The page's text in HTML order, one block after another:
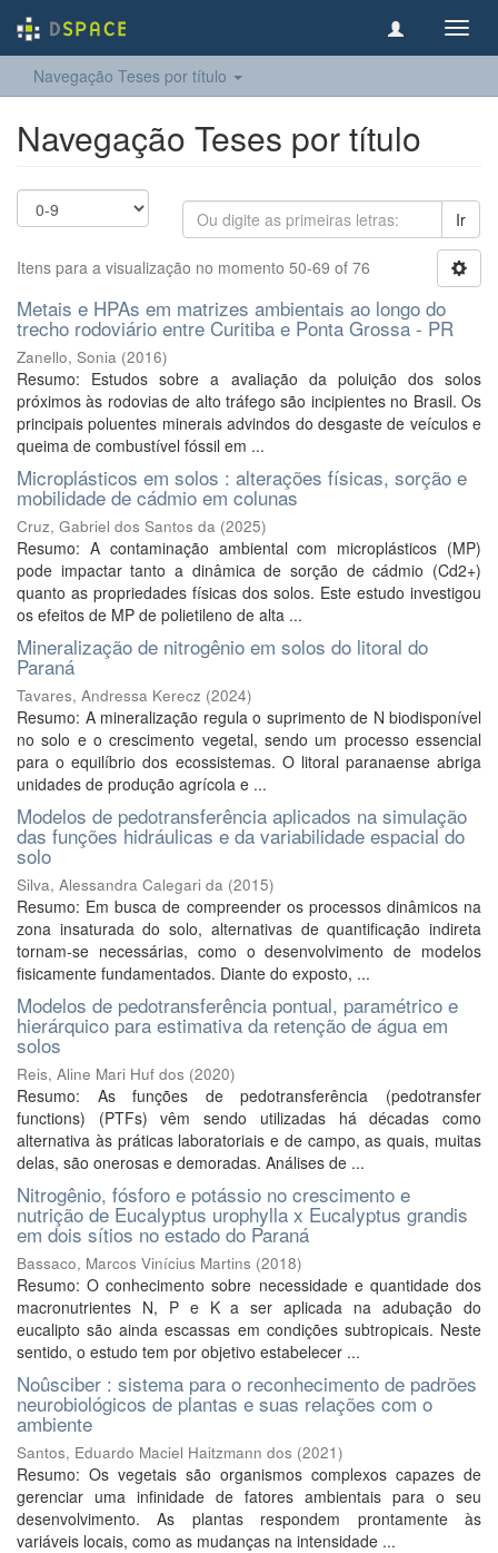
Navegação Teses por título
Navegação Teses por título
Ir
Itens para a visualização no momento 50-69 of 76
Metais e HPAs em matrizes ambientais ao longo do
trecho rodoviário entre Curitiba e Ponta Grossa - PR
Zanello, Sonia (2016)
Resumo: Estudos sobre a avaliação da poluição dos solos
próximos às rodovias de alto tráfego são incipientes no Brasil. Os
principais poluentes minerais advindos do desgaste de veículos e
queima de combustível fóssil em ...
Microplásticos em solos : alterações físicas, sorção e
mobilidade de cádmio em colunas
Cruz, Gabriel dos Santos da (2025)
Resumo: A contaminação ambiental com microplásticos (MP)
pode impactar tanto a dinâmica de sorção de cádmio (Cd2+)
quanto as propriedades físicas dos solos. Este estudo investigou
os efeitos de MP de polietileno de alta ...
Mineralização de nitrogênio em solos do litoral do
Paraná
Tavares, Andressa Kerecz (2024)
Resumo: A mineralização regula o suprimento de N biodisponível
no solo e o crescimento vegetal, sendo um processo essencial
para o equilíbrio dos ecossistemas. O litoral paranaense abriga
unidades de produção agrícola e ...
Modelos de pedotransferência aplicados na simulação
das funções hidráulicas e da variabilidade espacial do
solo
Silva, Alessandra Calegari da (2015)
Resumo: Em busca de compreender os processos dinâmicos na
zona insaturada do solo, alternativas de quantificação indireta
tornam-se necessárias, como o desenvolvimento de modelos
fisicamente fundamentados. Diante do exposto, ...
Modelos de pedotransferência pontual, paramétrico e
hierárquico para estimativa da retenção de água em
solos
Reis, Aline Mari Huf dos (2020)
Resumo: As funções de pedotransferência (pedotransfer
functions) (PTFs) vêm sendo utilizadas há décadas como
alternativa às práticas laboratoriais e de campo, as quais, muitas
delas, são onerosas e demoradas. Análises de ...
Nitrogênio, fósforo e potássio no crescimento e
nutrição de Eucalyptus urophylla x Eucalyptus grandis
em dois sítios no estado do Paraná
Bassaco, Marcos Vinícius Martins (2018)
Resumo: O conhecimento sobre necessidade e quantidade dos
macronutrientes N, P e K a ser aplicada na adubação do
eucalipto são ainda escassas em condições subtropicais. Neste
sentido, o estudo tem por objetivo estabelecer ...
Noûsciber : sistema para o reconhecimento de padrões
neurobiológicos de plantas e suas relações com o
ambiente
Santos, Eduardo Maciel Haitzmann dos (2021)
Resumo: Os vegetais são organismos complexos capazes de
gerenciar uma infinidade de fatores ambientais para o seu
desenvolvimento. As plantas respondem prontamente às
variáveis locais, como as mudanças na intensidade ...